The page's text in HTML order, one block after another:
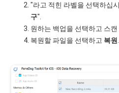
"라고 적힌 라벨을 선택하십시
구".
원하는 백업을 선택하고 스
복원할 파일을 선택하고 복원